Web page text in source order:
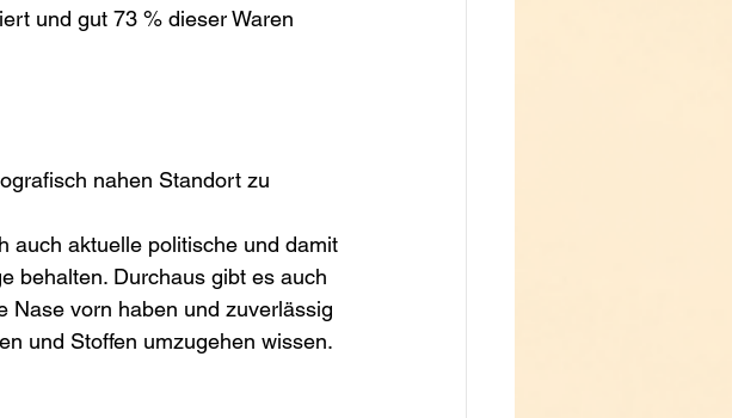
und gut 73 % dieser Waren
nahen Standort zu
auch aktuelle politische und damit
behalten. Durchaus gibt es auch
Nase vorn haben und zuverlässig
und Stoffen umzugehen wissen.